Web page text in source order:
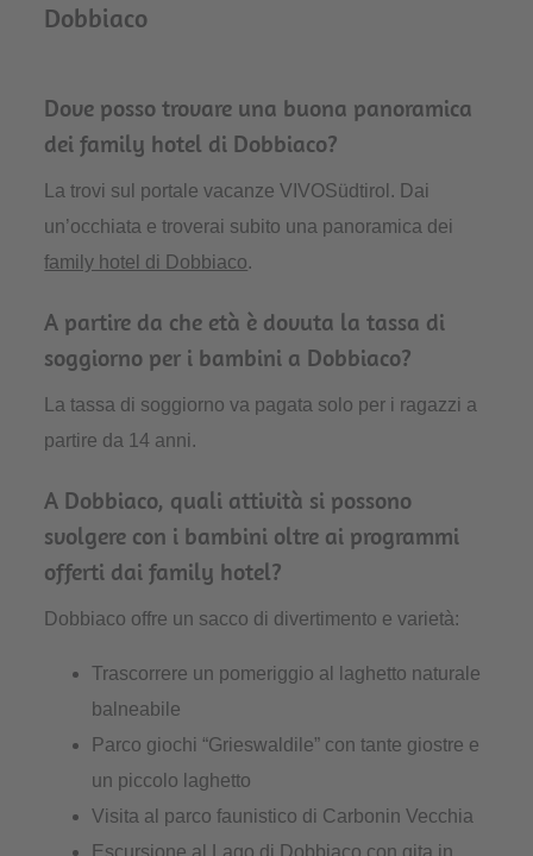
Dobbiaco
Dove posso trovare una buona panoramica
dei family hotel di Dobbiaco?
La trovi sul portale vacanze VIVOSüdtirol. Dai
un’occhiata e troverai subito una panoramica dei
family hotel di Dobbiaco.
A partire da che età è dovuta la tassa di
soggiorno per i bambini a Dobbiaco?
La tassa di soggiorno va pagata solo per i ragazzi a
partire da 14 anni.
A Dobbiaco, quali attività si possono
svolgere con i bambini oltre ai programmi
offerti dai family hotel?
Dobbiaco offre un sacco di divertimento e varietà:
Trascorrere un pomeriggio al laghetto naturale
balneabile
Parco giochi “Grieswaldile” con tante giostre e
un piccolo laghetto
Visita al parco faunistico di Carbonin Vecchia
Escursione al Lago di Dobbiaco con gita in